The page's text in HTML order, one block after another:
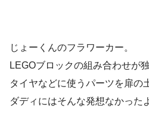
じょーくんのフラワーカー。
LEGOブロックの組み合わせが
タイヤなどに使うパーツを扉の
ダディにはそんな発想なかった